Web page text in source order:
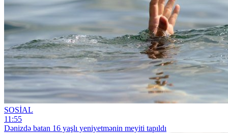
SOSİAL
11:55
Dənizdə batan 16 yaşlı yeniyetmənin meyiti tapıldı